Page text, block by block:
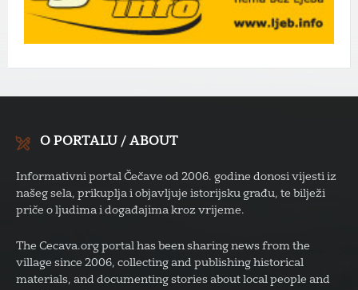
O PORTALU / ABOUT
Informativni portal Čečave od 2006. godine donosi vijesti iz
našeg sela, prikuplja i objavljuje istorijsku građu, te bilježi
priče o ljudima i događajima kroz vrijeme.
The Cecava.org portal has been sharing news from the
village since 2006, collecting and publishing historical
materials, and documenting stories about local people and